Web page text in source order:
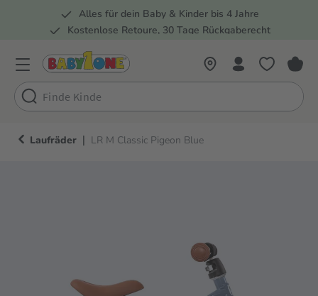
Zur Hauptnavigation springen
Alles für dein Baby & Kinder bis 4 Jahre
Kostenlose Retoure, 30 Tage Rückgaberecht
Laufräder | LR M Classic Pigeon Blue